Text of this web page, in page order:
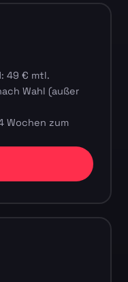
49 € mtl.
Wahl (außer
Wochen zum